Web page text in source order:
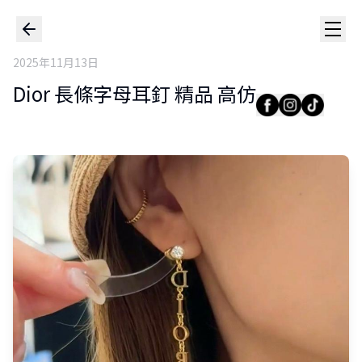
2025年11月13日
Dior 長條字母耳釘 精品 高仿